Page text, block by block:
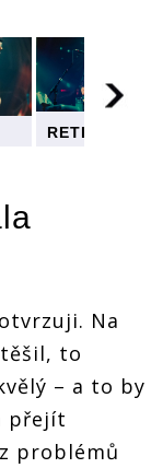
RETRO
The
Police
Na
to
– a to by
přejít
problémů